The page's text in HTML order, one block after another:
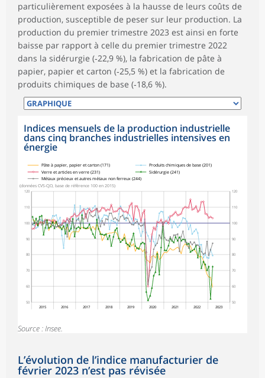
particulièrement exposées à la hausse de leurs coûts de
production, susceptible de peser sur leur production. La
production du premier trimestre 2023 est ainsi en forte
baisse par rapport à celle du premier trimestre 2022
dans la sidérurgie (‑22,9 %), la fabrication de pâte à
papier, papier et carton (‑25,5 %) et la fabrication de
produits chimiques de base (‑18,6 %).
Indices mensuels de la production industrielle
dans cinq branches industrielles intensives en
énergie
100
110
120
90
80
70
60
50 50
60
70
80
90
100
110
120
(données CVS-CJO, base de référence 100 en 2015)
2015 2016 2017 2018 2019 2020 2021 2022 2023
Pâte à papier, papier et carton (171)
Produits chimiques de base (201)
Verre et articles en verre (231)
Sidérurgie (241)
Métaux précieux et autres métaux non ferreux (244)
Source : Insee.
L’évolution de l’indice manufacturier de
février 2023 n’est pas révisée